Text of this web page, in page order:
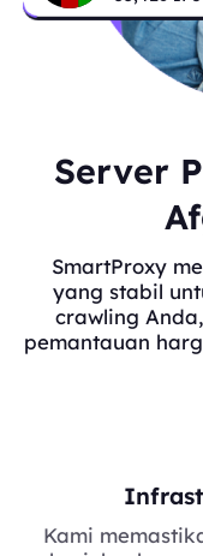
Server
SmartProxy
yang stabil
crawling
pemantauan
Kami